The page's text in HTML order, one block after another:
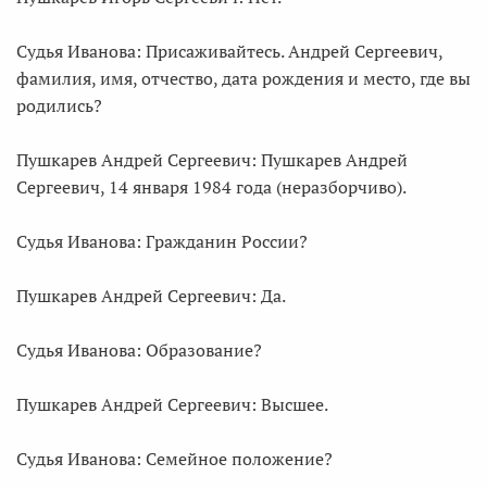
Судья Иванова: Присаживайтесь. Андрей Сергеевич,
фамилия, имя, отчество, дата рождения и место, где вы
родились?
Пушкарев Андрей Сергеевич: Пушкарев Андрей
Сергеевич, 14 января 1984 года (неразборчиво).
Судья Иванова: Гражданин России?
Пушкарев Андрей Сергеевич: Да.
Судья Иванова: Образование?
Пушкарев Андрей Сергеевич: Высшее.
Судья Иванова: Семейное положение?